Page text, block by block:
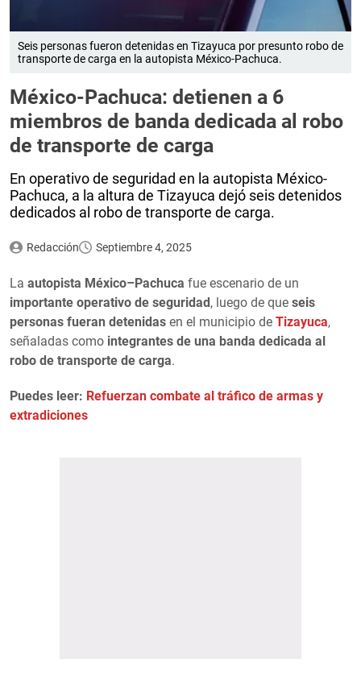
Seis personas fueron detenidas en Tizayuca por presunto robo de
transporte de carga en la autopista México-Pachuca.
México-Pachuca: detienen a 6
miembros de banda dedicada al robo
de transporte de carga
En operativo de seguridad en la autopista México-
Pachuca, a la altura de Tizayuca dejó seis detenidos
dedicados al robo de transporte de carga.
Redacción Septiembre 4, 2025
La autopista México–Pachuca fue escenario de un
importante operativo de seguridad, luego de que seis
personas fueran detenidas en el municipio de Tizayuca,
señaladas como integrantes de una banda dedicada al
robo de transporte de carga.
Puedes leer: Refuerzan combate al tráfico de armas y
extradiciones